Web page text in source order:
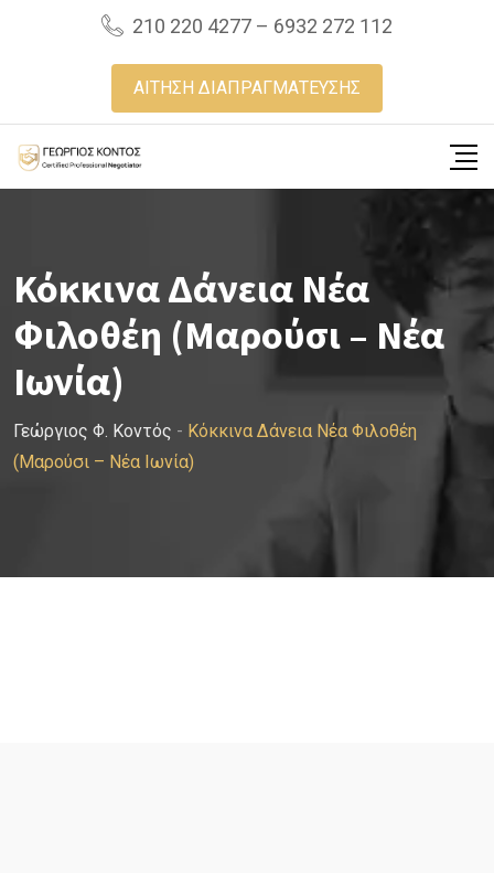
210 220 4277 – 6932 272 112
ΑΙΤΗΣΗ ΔΙΑΠΡΑΓΜΑΤΕΥΣΗΣ
Κόκκινα Δάνεια Νέα
Φιλοθέη (Μαρούσι – Νέα
Ιωνία)
Γεώργιος Φ. Κοντός - Κόκκινα Δάνεια Νέα Φιλοθέη
(Μαρούσι – Νέα Ιωνία)